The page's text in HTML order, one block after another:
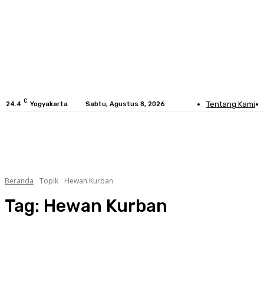
24.4 C Yogyakarta Sabtu, Agustus 8, 2026 Tentang Kami
Beranda Topik Hewan Kurban
Tag: Hewan Kurban